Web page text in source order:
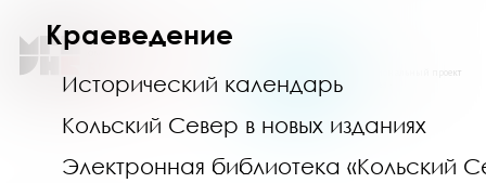
Краеведение
Исторический календарь
Кольский Север в новых изданиях
Электронная библиотека «Кольский
Национальный проект